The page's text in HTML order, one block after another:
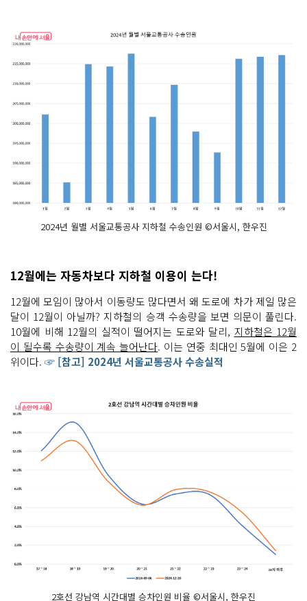
2024년 월별 서울교통공사 지하철 수송인원 ©서울시, 한우진
12월에는 자동차보다 지하철 이용이 는다!
12월에 모임이 많아서 이동량도 많다면서 왜 도로에 차가 제일 많은
달이 12월이 아닐까? 지하철의 승객 수송량을 보면 의문이 풀린다.
10월에 비해 12월의 실적이 떨어지는 도로와 달리, 지하철은 12월
이 될수록 수송량이 계속 늘어난다. 이는 연중 최대인 5월에 이은 2
위이다. ☞ [참고] 2024년 서울교통공사 수송실적
2호선 강남역 시간대별 승차인원 비율 ©서울시, 한우진